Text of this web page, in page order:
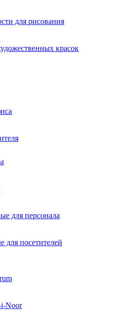
для рисования
красок
для персонала
для посетителей
Noor